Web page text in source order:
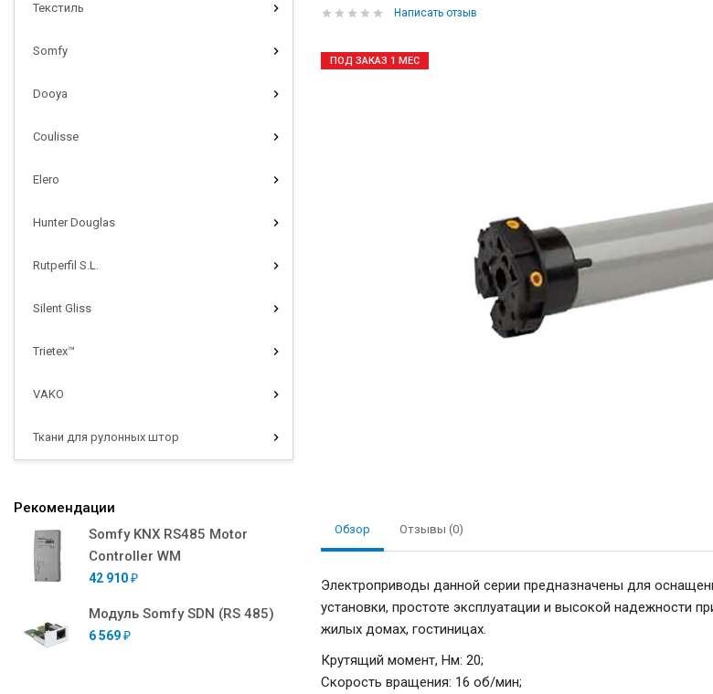
Текстиль
Somfy
Dooya
Coulisse
Elero
Hunter Douglas
Rutperfil S.L.
Silent Gliss
Trietex™
VAKO
Ткани для рулонных штор
Рекомендации
Somfy KNX RS485 Motor
Controller WM
42 910 ₽
Модуль Somfy SDN (RS 485)
6 569 ₽
Написать отзыв
ПОД ЗАКАЗ 1 МЕС
Обзор Отзывы (0)
Электроприводы данной серии предназначены для
установки, простоте эксплуатации и высокой надежности
жилых домах, гостиницах.
Крутящий момент, Нм: 20;
Скорость вращения: 16 об/мин;